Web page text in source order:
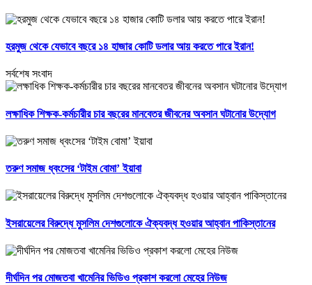
হরমুজ থেকে যেভাবে বছরে ১৪ হাজার কোটি ডলার আয় করতে পারে ইরান!
সর্বশেষ সংবাদ
লক্ষাধিক শিক্ষক-কর্মচারীর চার বছরের মানবেতর জীবনের অবসান ঘটানোর উদ্যোগ
তরুণ সমাজ ধ্বংসের ‘টাইম বোমা’ ইয়াবা
ইসরায়েলের বিরুদ্ধে মুসলিম দেশগুলোকে ঐক্যবদ্ধ হওয়ার আহ্বান পাকিস্তানের
দীর্ঘদিন পর মোজতবা খামেনির ভিডিও প্রকাশ করলো মেহের নিউজ